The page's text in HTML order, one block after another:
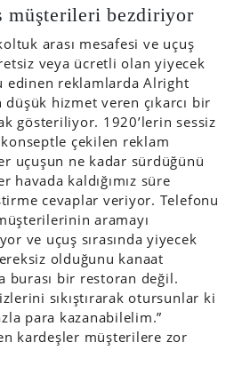
müşterileri bezdiriyor
arası mesafesi ve uçuş
veya ücretli olan yiyecek
edinen reklamlarda Alright
hizmet veren çıkarcı bir
gösteriliyor. 1920’lerin sessiz
çekilen reklam
uçuşun ne kadar sürdüğünü
havada kaldığımız süre
cevaplar veriyor. Telefonu
aramayı
ve uçuş sırasında yiyecek
olduğunu kanaat
burası bir restoran değil.
sıkıştırarak otursunlar ki
para kazanabilelim.”
kardeşler müşterilere zor